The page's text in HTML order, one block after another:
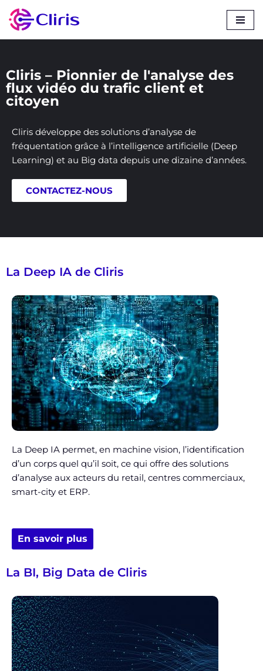
Aller
Cliris – Pionnier de l'analyse des
flux vidéo du trafic client et
citoyen
Cliris développe des solutions d’analyse de
fréquentation grâce à l’intelligence artificielle (Deep
Learning) et au Big data depuis une dizaine d’années.
CONTACTEZ-NOUS
La Deep IA de Cliris
La Deep IA permet, en machine vision, l’identification
d’un corps quel qu’il soit, ce qui offre des solutions
d’analyse aux acteurs du retail, centres commerciaux,
smart-city et ERP.
En savoir plus
La BI, Big Data de Cliris